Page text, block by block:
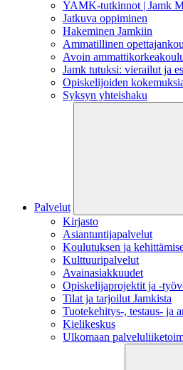
YAMK-tutkinnot | Jamk
Jatkuva oppiminen
Hakeminen Jamkiin
Ammatillinen
Avoin
Jamk tutuksi: vierailut ja
Opiskelijoiden
Syksyn yhteishaku
Palvelut
Kirjasto
Asiantuntijapalvelut
Koulutuksen ja
Kulttuuripalvelut
Avainasiakkuudet
Opiskelijaprojektit​ ja -
Tilat ja tarjoilut Jamkista
Tuotekehitys-, testaus- ja
Kielikeskus
Ulkomaan